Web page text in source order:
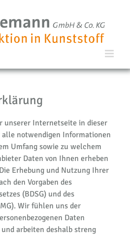
unserer Internetseite in dieser
notwendigen Informationen
Umfang sowie zu welchem
Daten von Ihnen erheben
Erhebung und Nutzung Ihrer
den Vorgaben des
(BDSG) und des
Wir fühlen uns der
Daten
arbeiten deshalb streng